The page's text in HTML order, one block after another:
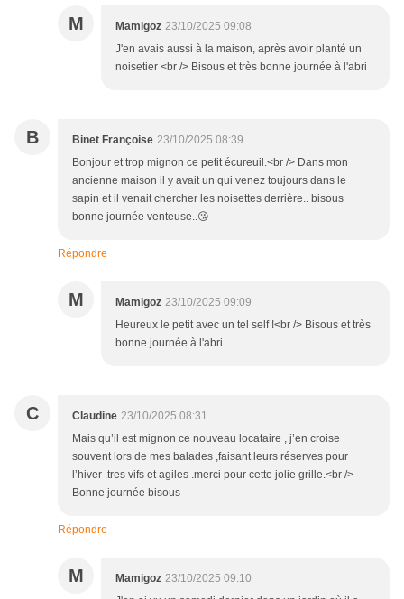
M Mamigoz 23/10/2025 09:08
J'en avais aussi à la maison, après avoir planté un
noisetier <br /> Bisous et très bonne journée à l'abri
B Binet Françoise 23/10/2025 08:39
Bonjour et trop mignon ce petit écureuil.<br /> Dans mon
ancienne maison il y avait un qui venez toujours dans le
sapin et il venait chercher les noisettes derrière.. bisous
bonne journée venteuse..😘
Répondre
M Mamigoz 23/10/2025 09:09
Heureux le petit avec un tel self !<br /> Bisous et très
bonne journée à l'abri
C Claudine 23/10/2025 08:31
Mais qu’il est mignon ce nouveau locataire , j’en croise
souvent lors de mes balades ,faisant leurs réserves pour
l’hiver .tres vifs et agiles .merci pour cette jolie grille.<br />
Bonne journée bisous
Répondre
M Mamigoz 23/10/2025 09:10